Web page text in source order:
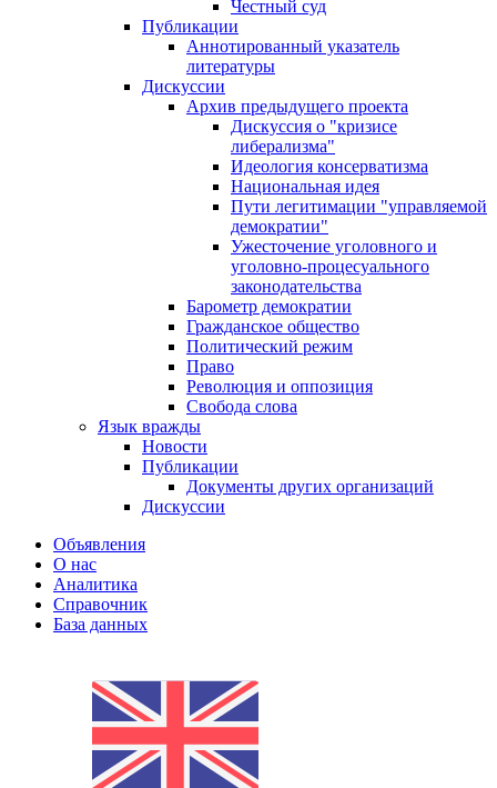
Честный суд
Публикации
Аннотированный указатель
литературы
Дискуссии
Архив предыдущего проекта
Дискуссия о "кризисе
либерализма"
Идеология консерватизма
Национальная идея
Пути легитимации "управляемой
демократии"
Ужесточение уголовного и
уголовно-процесуального
законодательства
Барометр демократии
Гражданское общество
Политический режим
Право
Революция и оппозиция
Свобода слова
Язык вражды
Новости
Публикации
Документы других организаций
Дискуссии
Объявления
О нас
Аналитика
Справочник
База данных